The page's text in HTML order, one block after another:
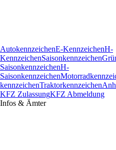
AutokennzeichenE-KennzeichenH-
KennzeichenSaisonkennzeichen
SaisonkennzeichenH-
Saisonkennzeichen
kennzeichenTraktorkennzeichen
KFZ ZulassungKFZ Abmeldung
Infos & Ämter